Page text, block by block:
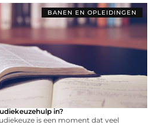
BANEN EN OPLEIDINGEN
in?
is een moment dat veel